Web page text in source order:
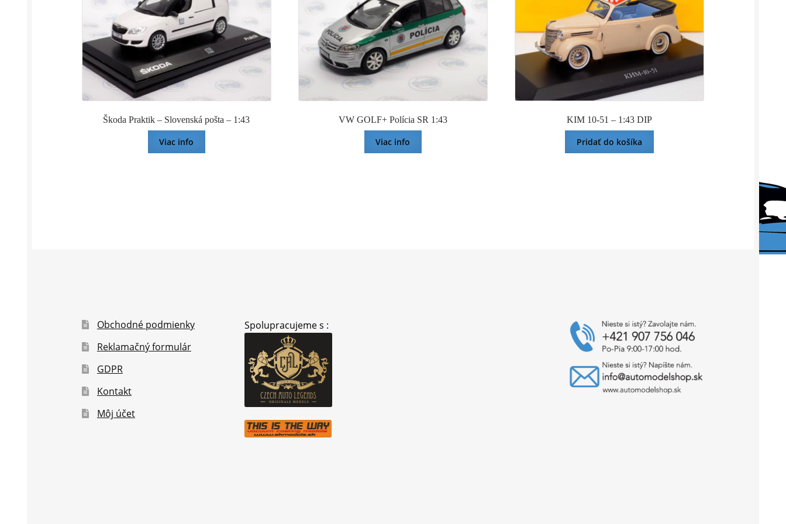
Škoda Praktik – Slovenská pošta – 1:43
Viac info
VW GOLF+ Polícia SR 1:43
Viac info
KIM 10-51 – 1:43 DIP
Pridať do košíka
Obchodné podmienky
Reklamačný formulár
GDPR
Kontakt
Môj účet
Spolupracujeme s :